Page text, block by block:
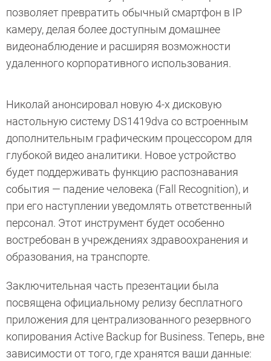
позволяет превратить обычный смартфон в IP
камеру, делая более доступным домашнее
видеонаблюдение и расширяя возможности
удаленного корпоративного использования.
Николай анонсировал новую 4-х дисковую
настольную систему DS1419dva со встроенным
дополнительным графическим процессором для
глубокой видео аналитики. Новое устройство
будет поддерживать функцию распознавания
события — падение человека (Fall Recognition), и
при его наступлении уведомлять ответственный
персонал. Этот инструмент будет особенно
востребован в учреждениях здравоохранения и
образования, на транспорте.
Заключительная часть презентации была
посвящена официальному релизу бесплатного
приложения для централизованного резервного
копирования Active Backup for Business. Теперь, вне
зависимости от того, где хранятся ваши данные: